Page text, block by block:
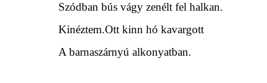
Szódban bús vágy zenélt fel halkan.
Kinéztem.Ott kinn hó kavargott
A barnaszárnyú alkonyatban.